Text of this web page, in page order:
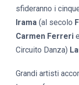
sfideranno i
Irama (al secolo
Carmen Ferreri
Circuito Danza)
Grandi artisti